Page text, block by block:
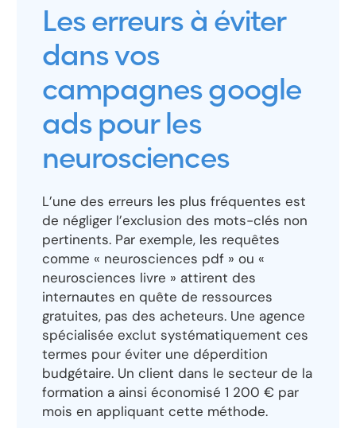
Les erreurs à éviter
dans vos
campagnes google
ads pour les
neurosciences
L’une des erreurs les plus fréquentes est
de négliger l’exclusion des mots-clés non
pertinents. Par exemple, les requêtes
comme « neurosciences pdf » ou «
neurosciences livre » attirent des
internautes en quête de ressources
gratuites, pas des acheteurs. Une agence
spécialisée exclut systématiquement ces
termes pour éviter une déperdition
budgétaire. Un client dans le secteur de la
formation a ainsi économisé 1 200 € par
mois en appliquant cette méthode.